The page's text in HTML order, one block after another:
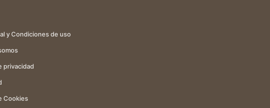
y Condiciones de uso
privacidad
Cookies